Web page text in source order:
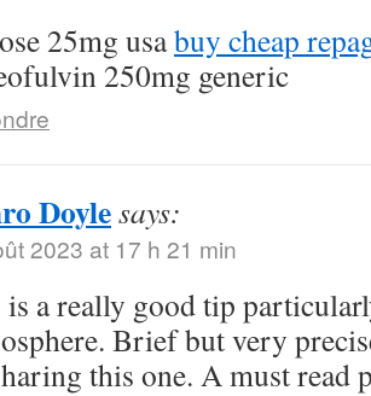
25mg usabuy cheap
250mg generic
Doylesays:
2023 at 17 h 21 min
a really good tip
Brief but very
this one. A must read